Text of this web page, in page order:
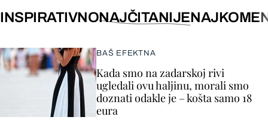
INSPIRATIVNONAJČITANIJE
BAŠ EFEKTNA
Kada smo na zadarskoj rivi
ugledali ovu haljinu, morali smo
doznati odakle je – košta samo 18
eura